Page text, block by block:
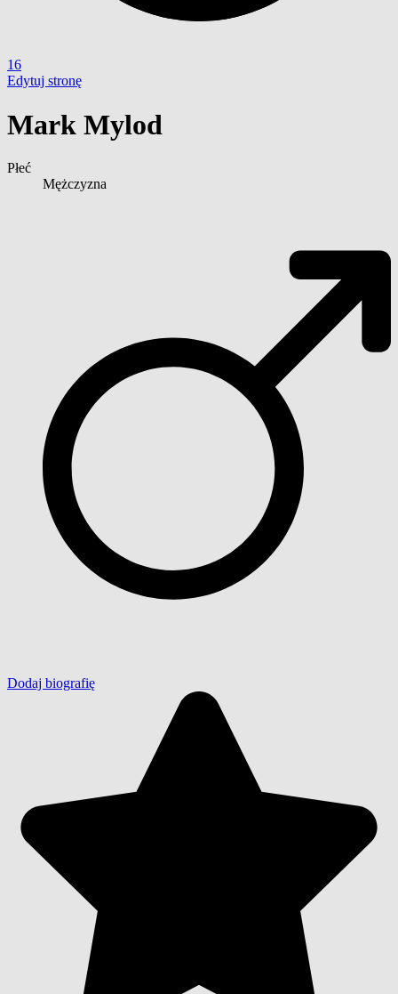
16
Edytuj stronę
Mark Mylod
Płeć
Mężczyzna
Dodaj biografię